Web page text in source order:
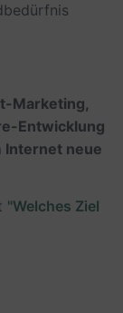
Marketing,
Entwicklung
Internet neue
"Welches Ziel